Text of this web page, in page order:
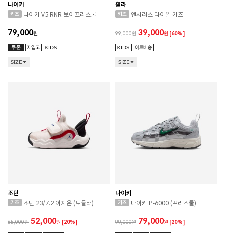
나이키
나이키 V5 RNR 보이프리스쿨
79,000원
SIZE
휠라
앤시러스 다이얼 키즈
99,000 39,000원 [60%]
SIZE
조던
조던 23/7.2 이지온 (토들러)
65,000 52,000원 [20%]
나이키
나이키 P-6000 (프리스쿨)
99,000 79,000원 [20%]